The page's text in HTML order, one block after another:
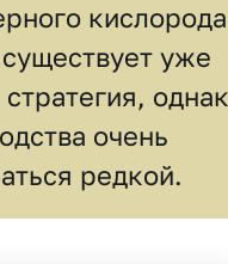
уже
очень
редкой.